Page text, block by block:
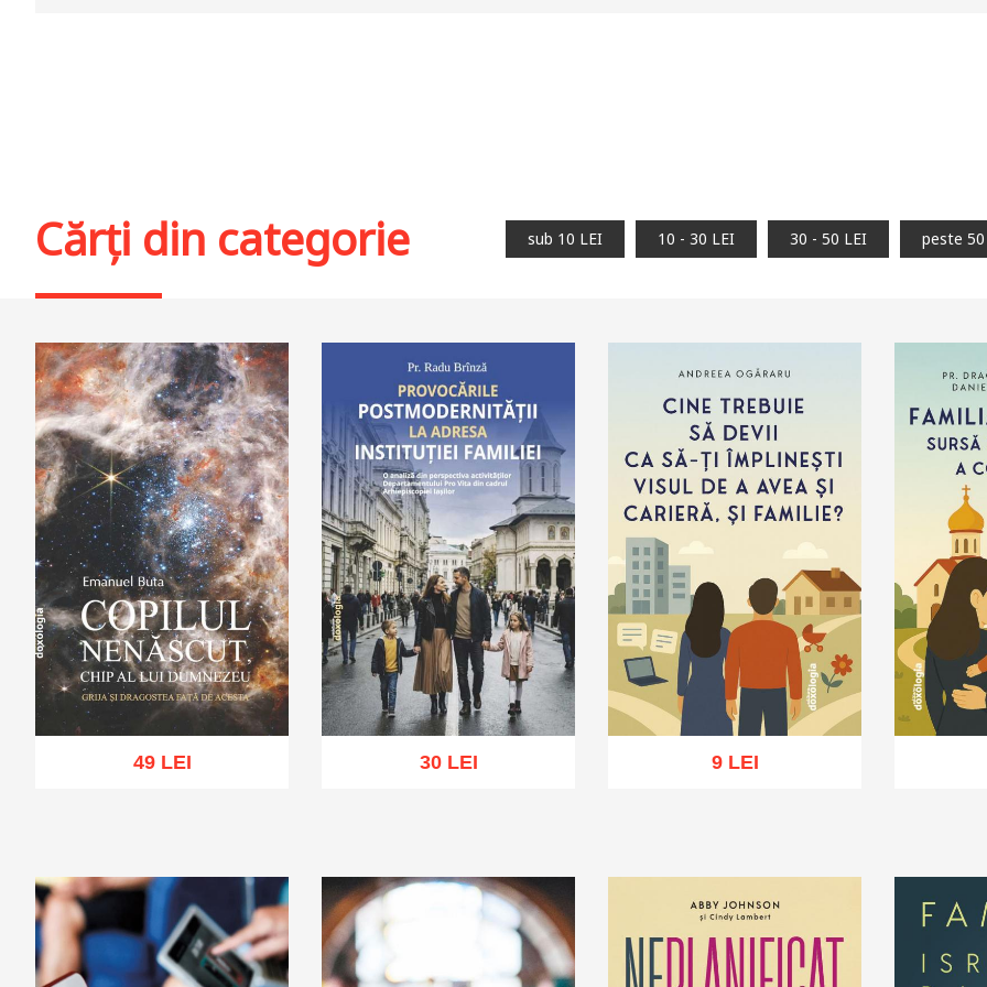
Cărți din categorie sub 10 LEI 10 - 30 LEI 30 - 50 LEI peste
Adaugă în coș Wishlist
49 LEI
Adaugă în coș Wishlist
30 LEI
Adaugă în coș Wishlist
9 LEI